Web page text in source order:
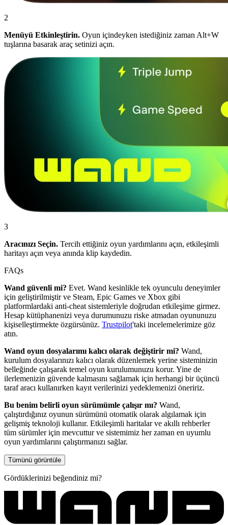
2
Menüyü Etkinleştirin. Oyun içindeyken istediğiniz zaman Alt+W
tuşlarına basarak araç setinizi açın.
3
Aracınızı Seçin. Tercih ettiğiniz oyun yardımlarını açın, etkileşimli
haritayı açın veya anında klip kaydedin.
FAQs
Wand güvenli mi? Evet. Wand kesinlikle tek oyunculu deneyimler
için geliştirilmiştir ve Steam, Epic Games ve Xbox gibi
platformlardaki anti-cheat sistemleriyle doğrudan etkileşime girmez.
Hesap kütüphanenizi veya durumunuzu riske atmadan oyununuzu
kişiselleştirmekte özgürsünüz. Trustpilot'taki incelemelerimize göz
atın.
Wand oyun dosyalarımı kalıcı olarak değiştirir mi? Wand,
kurulum dosyalarınızı kalıcı olarak düzenlemek yerine sisteminizin
belleğinde çalışarak temel oyun kurulumunuzu korur. Yine de
ilerlemenizin güvende kalmasını sağlamak için herhangi bir üçüncü
taraf aracı kullanırken kayıt verilerinizi yedeklemenizi öneririz.
Bu benim belirli oyun sürümümle çalışır mı? Wand,
çalıştırdığınız oyunun sürümünü otomatik olarak algılamak için
gelişmiş teknoloji kullanır. Etkileşimli haritalar ve akıllı rehberler
tüm sürümler için mevcuttur ve sistemimiz her zaman en uyumlu
oyun yardımlarını çalıştırmanızı sağlar.
Tümünü görüntüle
Gördüklerinizi beğendiniz mi?